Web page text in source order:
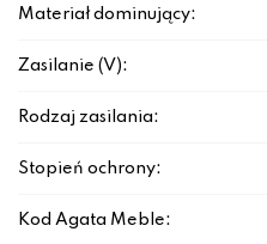
Materiał dominujący:
Zasilanie (V):
Rodzaj zasilania:
Stopień ochrony:
Kod Agata Meble: